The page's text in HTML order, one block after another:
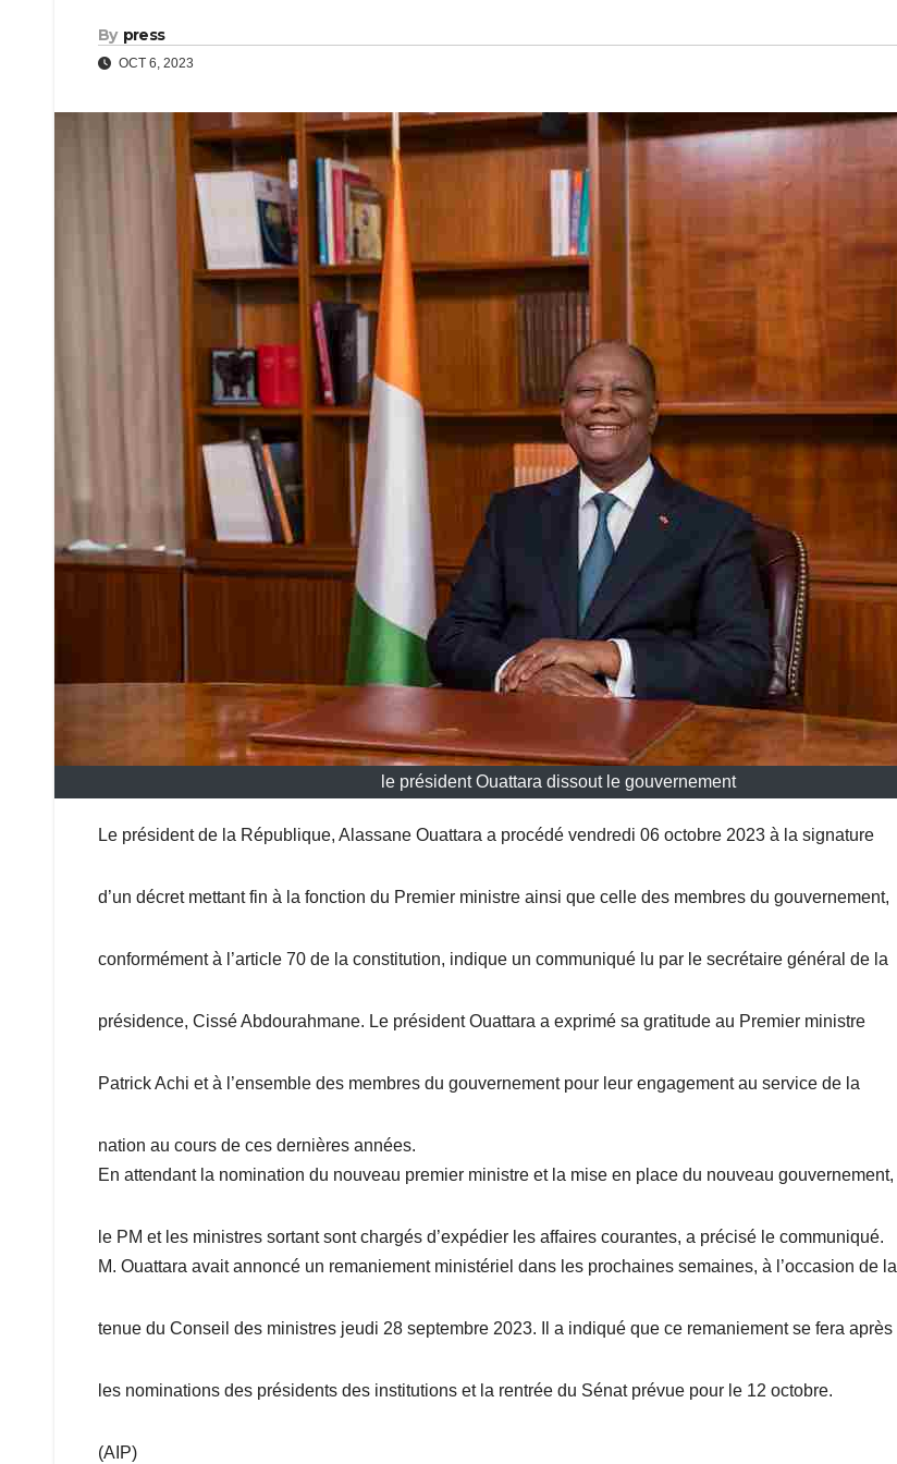
By press
OCT 6, 2023
le président Ouattara dissout le gouvernement
Le président de la République, Alassane Ouattara a procédé vendredi 06 octobre 2023 à la signature
d’un décret mettant fin à la fonction du Premier ministre ainsi que celle des membres du gouvernement,
conformément à l’article 70 de la constitution, indique un communiqué lu par le secrétaire général de la
présidence, Cissé Abdourahmane. Le président Ouattara a exprimé sa gratitude au Premier ministre
Patrick Achi et à l’ensemble des membres du gouvernement pour leur engagement au service de la
nation au cours de ces dernières années.
En attendant la nomination du nouveau premier ministre et la mise en place du nouveau gouvernement,
le PM et les ministres sortant sont chargés d’expédier les affaires courantes, a précisé le communiqué.
M. Ouattara avait annoncé un remaniement ministériel dans les prochaines semaines, à l’occasion de la
tenue du Conseil des ministres jeudi 28 septembre 2023. Il a indiqué que ce remaniement se fera après
les nominations des présidents des institutions et la rentrée du Sénat prévue pour le 12 octobre.
(AIP)